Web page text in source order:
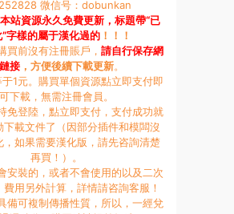
微信号：dobunkan
本站資源永久免費更新，标題帶“已
字樣的屬于漢化過的！！！
買前沒有注冊賬戶， 請自行保存網
接，方便後續下載更新。
1元。購買單個資源點立即支付即
可下載，無需注冊會員。
免登陸，點立即支付，支付成功就
下載文件了（因部分插件和模闆沒
，如果需要漢化版，請先咨詢清楚
再買！）。
安裝的，或者不會使用的以及二次
用另外計算，詳情請咨詢客服！
備可複制傳播性質，所以，一經兌